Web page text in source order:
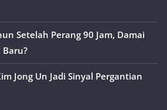
Setelah Perang 90 Jam, Damai
Jong Un Jadi Sinyal Pergantian